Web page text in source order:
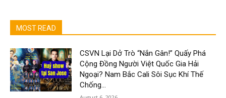
MOST READ
CSVN Lại Dở Trò “Nắn Gân!” Quấy Phá
Cộng Đồng Người Việt Quốc Gia Hải
Ngoại? Nam Bắc Cali Sôi Sục Khí Thế
Chống...